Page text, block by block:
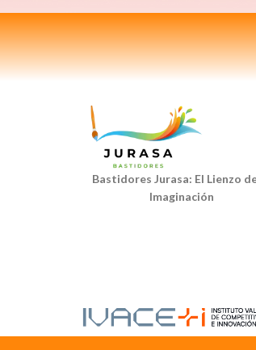
Bastidores Jurasa: El Lienzo
Imaginación